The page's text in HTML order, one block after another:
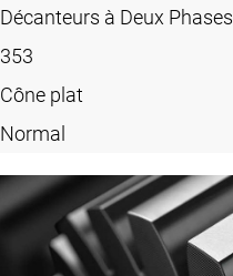
Décanteurs à Deux Phases
353
Cône plat
Normal